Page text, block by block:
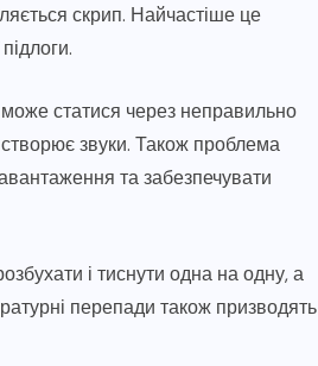
скрип. Найчастіше це
статися через неправильно
створює звуки. Також проблема
та забезпечувати
і тиснути одна на одну, а
перепади також призводять